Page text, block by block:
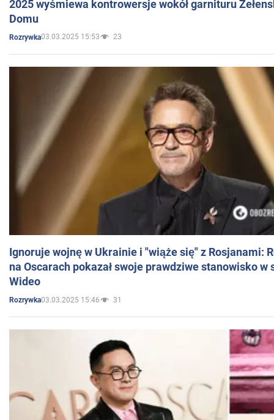
2025 wyśmiewa kontrowersje wokół garnituru
Domu
Rozrywka03.03.2025 15:53 23
Ignoruje wojnę w Ukrainie i "wiąże się" z Rosjanami:
na Oscarach pokazał swoje prawdziwe stanowisko w
Wideo
Rozrywka03.03.2025 15:46 31